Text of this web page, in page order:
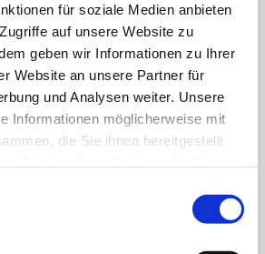
für soziale Medien anbieten
auf unsere Website zu
geben wir Informationen zu Ihrer
Website an unsere Partner für
und Analysen weiter. Unsere
Informationen möglicherweise mit
die Sie ihnen bereitgestellt
, Viszeral- und minimal-
Medizin Goethestraße